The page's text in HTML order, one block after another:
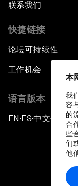
本
我
容
的
合
些
们
他
联系我们
快捷链接
论坛可持续性
工作机会
语言版本
EN ▪ES▪中文▪ 日本語